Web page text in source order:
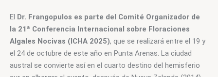
El Dr. Frangopulos es parte del Comité Organizador de
la 21ª Conferencia Internacional sobre Floraciones
Algales Nocivas (ICHA 2025), que se realizará entre el 19 y
el 24 de octubre de este año en Punta Arenas. La ciudad
austral se convierte así en el cuarto destino del hemisferio